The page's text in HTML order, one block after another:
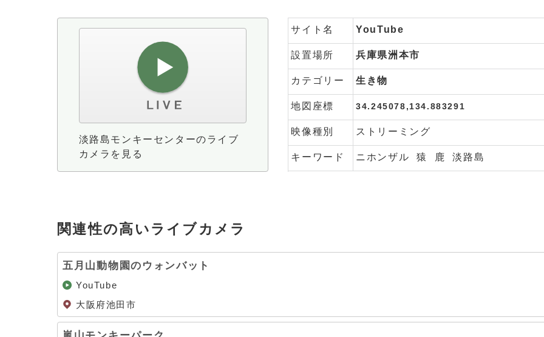
淡路島モンキーセンターのライブ
カメラを見る
サイト名 YouTube
設置場所 兵庫県洲本市
カテゴリー 生き物
地図座標 34.245078,134.883291
映像種別 ストリーミング
キーワード ニホンザル 猿 鹿 淡路島
関連性の高いライブカメラ
五月山動物園のウォンバット
YouTube
大阪府池田市